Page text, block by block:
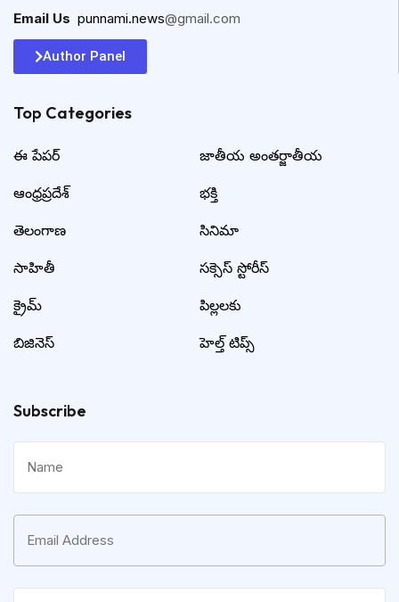
Email Us punnami.news@gmail.com
Author Panel
Top Categories​
ఈ పేపర్
ఆంధ్రప్రదేశ్
తెలంగాణ
సాహితీ
క్రైమ్
బిజినెస్
జాతీయ అంతర్జాతీయ
భక్తి
సినిమా
సక్సెస్ స్టోరీస్
పిల్లలకు
హెల్త్ టిప్స్
Subscribe